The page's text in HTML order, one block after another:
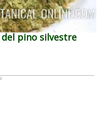
pino silvestre